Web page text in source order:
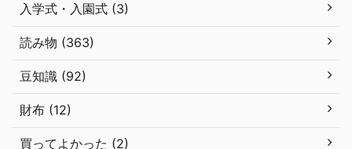
入学式・入園式 (3)
読み物 (363)
豆知識 (92)
財布 (12)
買ってよかった (2)